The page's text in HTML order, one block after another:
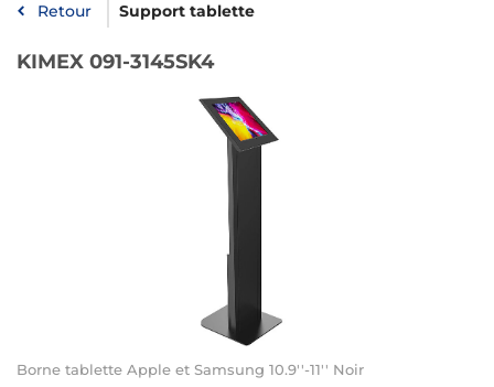
Retour Support tablette
KIMEX 091-3145SK4
Borne tablette Apple et Samsung 10.9''-11'' Noir